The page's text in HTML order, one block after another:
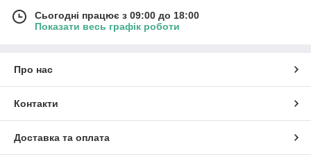
Сьогодні працює з 09:00 до 18:00
Показати весь графік роботи
Про нас
Контакти
Доставка та оплата